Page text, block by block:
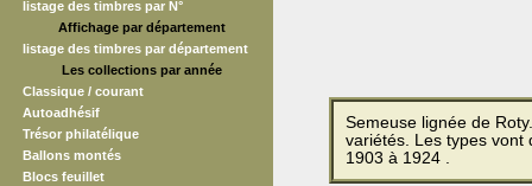
listage des timbres par N°
Affichage par département
listage des timbres par département
Les collections par année
Classique / courant
Autoadhésif
Trésor philatélique
Ballons montés
Blocs feuillet
Semeuse lignée de
variétés. Les types vont
1903 à 1924 .